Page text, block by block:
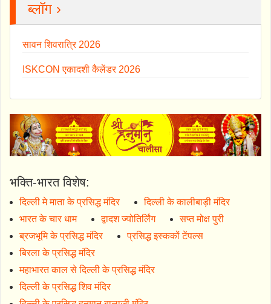
ब्लॉग ›
सावन शिवरात्रि 2026
ISKCON एकादशी कैलेंडर 2026
भक्ति-भारत विशेष:
दिल्ली मे माता के प्रसिद्ध मंदिर
दिल्ली के कालीबाड़ी मंदिर
भारत के चार धाम
द्वादश ज्योतिर्लिंग
सप्त मोक्ष पुरी
ब्रजभूमि के प्रसिद्ध मंदिर
प्रसिद्ध इस्ककों टेंपल्स
बिरला के प्रसिद्ध मंदिर
महाभारत काल से दिल्ली के प्रसिद्ध मंदिर
दिल्ली के प्रसिद्ध शिव मंदिर